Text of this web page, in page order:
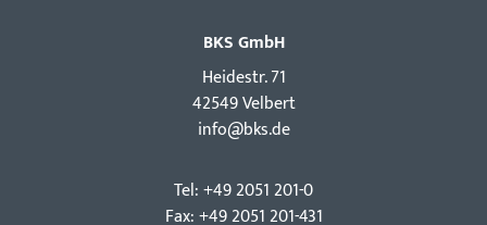
BKS GmbH
Hei­destr. 71
42549 Velbert
info@bks.de
Tel: +49 2051 201-0
Fax: +49 2051 201-431